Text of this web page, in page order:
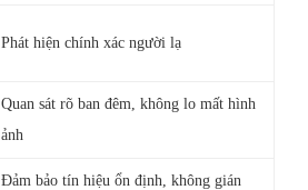
Phát hiện chính xác người lạ
Quan sát rõ ban đêm, không lo mất hình
ảnh
Đảm bảo tín hiệu ổn định, không gián